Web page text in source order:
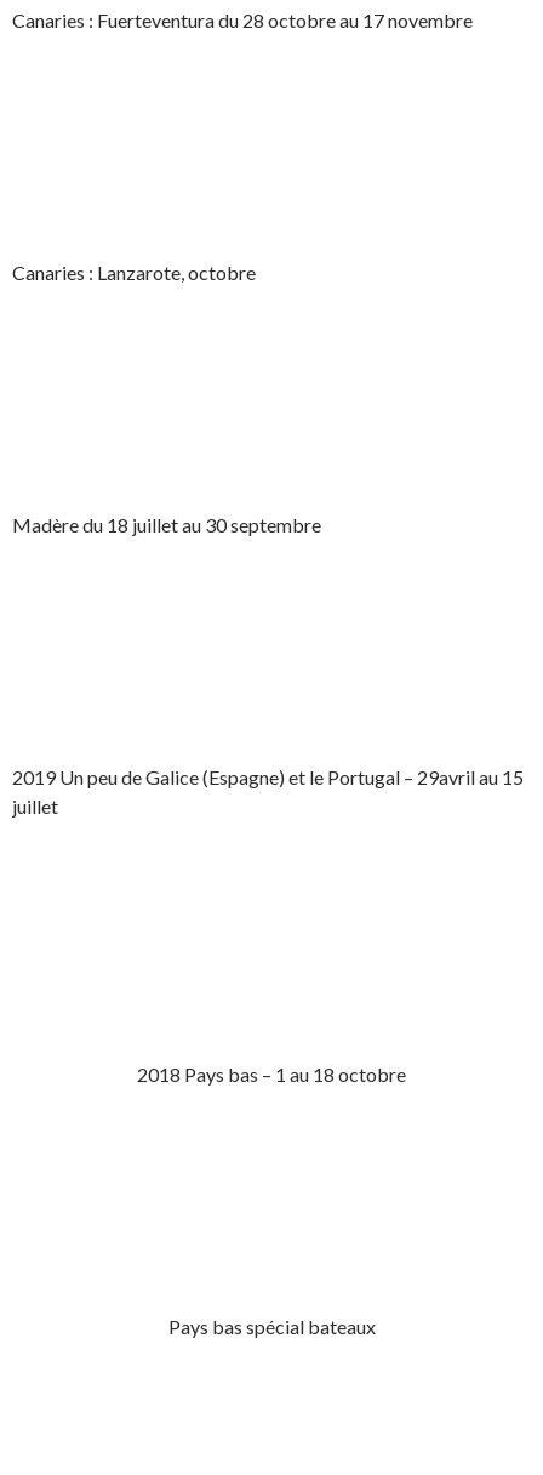
Canaries : Fuerteventura du 28 octobre au 17 novembre
Canaries : Lanzarote, octobre
Madère du 18 juillet au 30 septembre
2019 Un peu de Galice (Espagne) et le Portugal – 29avril au 15
juillet
2018 Pays bas – 1 au 18 octobre
Pays bas spécial bateaux